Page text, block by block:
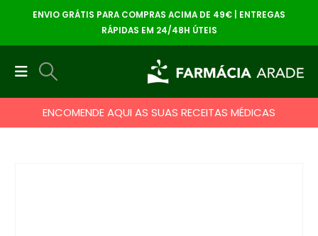
ENVIO GRÁTIS PARA COMPRAS ACIMA DE 49€ | ENTREGAS
RÁPIDAS EM 24/48H ÚTEIS
ENCOMENDE AQUI AS SUAS RECEITAS MÉDICAS